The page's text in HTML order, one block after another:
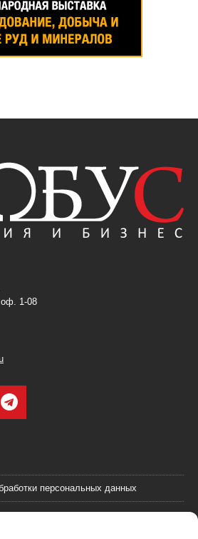
1-08
персональных данных
данных